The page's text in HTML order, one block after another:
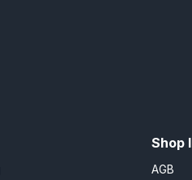
Shop
AGB